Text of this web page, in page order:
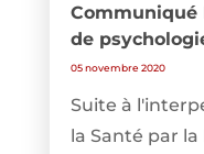
Communiqué
de
05 novembre 2020
Suite à
la Santé par